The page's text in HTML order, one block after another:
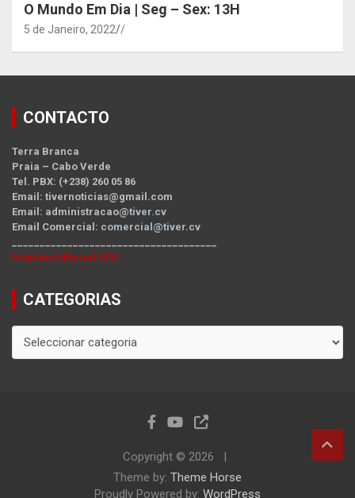
O Mundo Em Dia | Seg – Sex: 13H
5 de Janeiro, 2022 /
CONTACTO
Terra Branca
Praia – Cabo Verde
Tel. PBX: (+238) 260 05 86
Email: tivernoticias@gmail.com
Email: administracao@tiver.cv
Email Comercial: comercial@tiver.cv
Estatuto Editorial SCD
CATEGORIAS
CATEGORIAS
Copyright © 2026
Theme by: Theme Horse
Proudly Powered by: WordPress